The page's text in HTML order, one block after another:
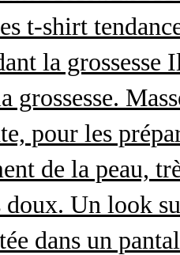
t-shirt
la
grossesse.
pour les
de la peau,
doux. Un look
dans un